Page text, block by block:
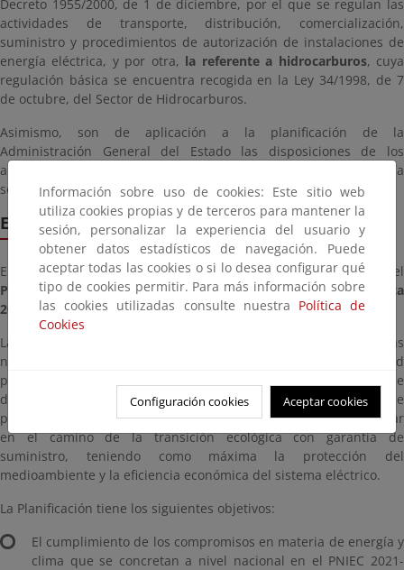
Decreto 1955/2000, de 1 de diciembre, por el que se regulan las
actividades de transporte, distribución, comercialización,
suministro y procedimientos de autorización de instalaciones de
energía eléctrica, y por otra, la referente a hidrocarburos, cuya
regulación básica se encuentra recogida en la Ley 34/1998, de 7
de octubre, del Sector de Hidrocarburos.
Asimismo, son de aplicación a la planificación de la
Administración General del Estado las disposiciones de los
artículos 79 y 80 de la Ley 2/2011, de 4 de marzo, de economía
sostenible.
Electricidad
El Consejo de Ministros ha aprobado el 22 de marzo de 2022 el
Plan de desarrollo de la red de transporte de energía eléctrica
2021-2026 .
La Planificación es el instrumento normativo que establece las
necesidades de desarrollo de la red de transporte de electricidad
para el periodo 2021-2026. En concreto, a través de este plan de
desarrollo se reforzarán las infraestructuras existentes y se
promoverán nuevas instalaciones que permitirá a España avanzar
en el camino de la transición ecológica con garantía de
suministro, teniendo como máxima la protección del
medioambiente y la eficiencia económica del sistema eléctrico.
La Planificación tiene los siguientes objetivos:
El cumplimiento de los compromisos en materia de energía y
clima que se concretan a nivel nacional en el PNIEC 2021-
Información sobre uso de cookies: Este sitio web
utiliza cookies propias y de terceros para mantener la
sesión, personalizar la experiencia del usuario y
obtener datos estadísticos de navegación. Puede
aceptar todas las cookies o si lo desea configurar qué
tipo de cookies permitir. Para más información sobre
las cookies utilizadas consulte nuestra Política de
Cookies
Configuración cookies Aceptar cookies